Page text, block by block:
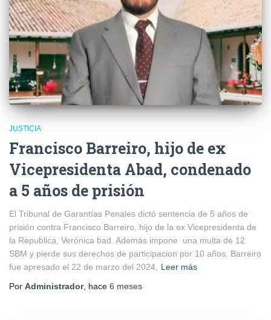
JUSTICIA
Francisco Barreiro, hijo de ex
Vicepresidenta Abad, condenado
a 5 años de prisión
El Tribunal de Garantías Penales dictó sentencia de 5 años de
prisión contra Francisco Barreiro, hijo de la ex Vicepresidenta de
la Republica, Verónica bad. Además impone una multa de 12
SBM y pierde sus derechos de participacion por 10 años. Barreiro
fue apresado el 22 de marzo del 2024,
Leer más
Por Administrador, hace 6 meses